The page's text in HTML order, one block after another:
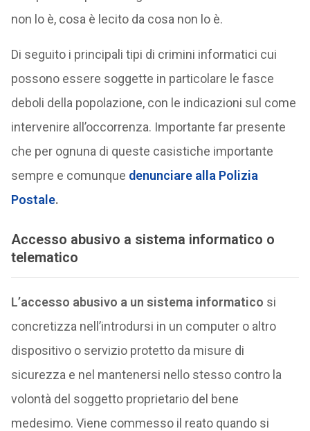
non lo è, cosa è lecito da cosa non lo è.
Di seguito i principali tipi di crimini informatici cui
possono essere soggette in particolare le fasce
deboli della popolazione, con le indicazioni sul come
intervenire all’occorrenza. Importante far presente
che per ognuna di queste casistiche importante
sempre e comunque denunciare alla Polizia
Postale.
Accesso abusivo a sistema informatico o
telematico
L’accesso abusivo a un sistema informatico si
concretizza nell’introdursi in un computer o altro
dispositivo o servizio protetto da misure di
sicurezza e nel mantenersi nello stesso contro la
volontà del soggetto proprietario del bene
medesimo. Viene commesso il reato quando si